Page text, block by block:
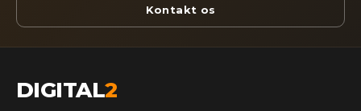
Kontakt os
DIGITAL2